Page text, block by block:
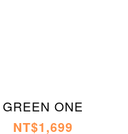
GREEN ONE
NT$1,699